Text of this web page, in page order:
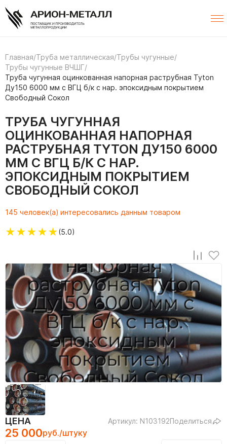
Главная/Труба металлическая/Трубы чугунные/
Трубы чугунные ВЧШГ/
Труба чугунная оцинкованная напорная раструбная Tyton
Ду150 6000 мм с ВГЦ б/к с нар. эпоксидным покрытием
Свободный Сокол
ТРУБА ЧУГУННАЯ
ОЦИНКОВАННАЯ НАПОРНАЯ
РАСТРУБНАЯ TYTON ДУ150 6000
ММ С ВГЦ Б/К С НАР.
ЭПОКСИДНЫМ ПОКРЫТИЕМ
СВОБОДНЫЙ СОКОЛ
145 человек(а) интересовались данным товаром
★★★★★(5.0)
ЦЕНА Артикул: N103192Поделиться
25 000руб./штуку